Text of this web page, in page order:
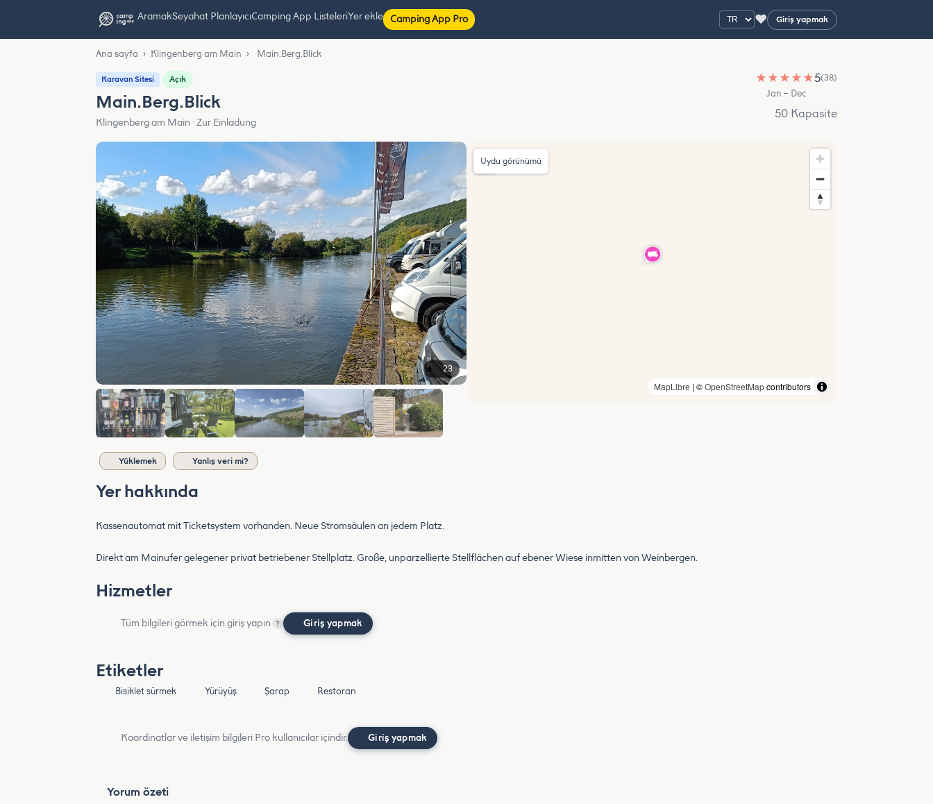
AramakSeyahat PlanlayıcıCamping App ListeleriYer ekle Camping App Pro ♥ Giriş yapmak
Ana sayfa › Klingenberg am Main › Main.Berg.Blick
Karavan Sitesi Açık
Main.Berg.Blick
Klingenberg am Main · Zur Einladung
★ ★ ★ ★ ★5(38)
Jan – Dec
50 Kapasite
23
MapLibre | ©OpenStreetMapcontributors
Uydu görünümü
Yüklemek Yanlış veri mi?
Yer hakkında
Kassenautomat mit Ticketsystem vorhanden. Neue Stromsäulen an jedem Platz.
Direkt am Mainufer gelegener privat betriebener Stellplatz. Große, unparzellierte Stellflächen auf ebener Wiese inmitten von Weinbergen.
Hizmetler
Tüm bilgileri görmek için giriş yapın ? Giriş yapmak
Etiketler
Bisiklet sürmek Yürüyüş Şarap Restoran
Koordinatlar ve iletişim bilgileri Pro kullanıcılar içindir. Giriş yapmak
Yorum özeti